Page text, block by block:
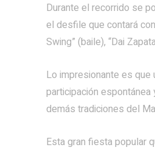
Durante el recorrido se
el desfile que contará
Swing” (baile), “Dai
Lo impresionante es
participación
demás tradiciones del
Esta gran fiesta popular